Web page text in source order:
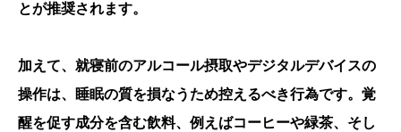
とが推奨されます。
加えて、就寝前のアルコール摂取やデジタルデバイスの
操作は、睡眠の質を損なうため控えるべき行為です。覚
醒を促す成分を含む飲料、例えばコーヒーや緑茶、そし